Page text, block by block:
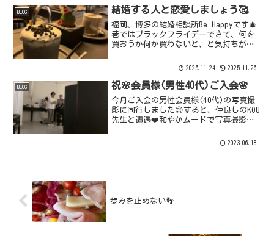
BLOG 結婚する人と恋愛しましょう🥰
福岡、博多の結婚相談所Be Happyです🎄
巷ではブラックフライデーでさて、何を
買おうか何か買わないと、と気持ちが騒
がが喜んでもらえるものを考えたりした
いですね😊そのためにも《好きな人》が
欲しい💓結婚相談...
2025.11.24 2025.11.26
BLOG 祝🌸会員様(男性40代)ご入会🌸
今月ご入会の男性会員様(40代)の写真撮
影に同行しました😊すると、仲良しのKOU
先生と遭遇❤️和やかムードで写真撮影に
ックスして、とっても良い写真が出来上
2023.06.18
歩みを止めない👣